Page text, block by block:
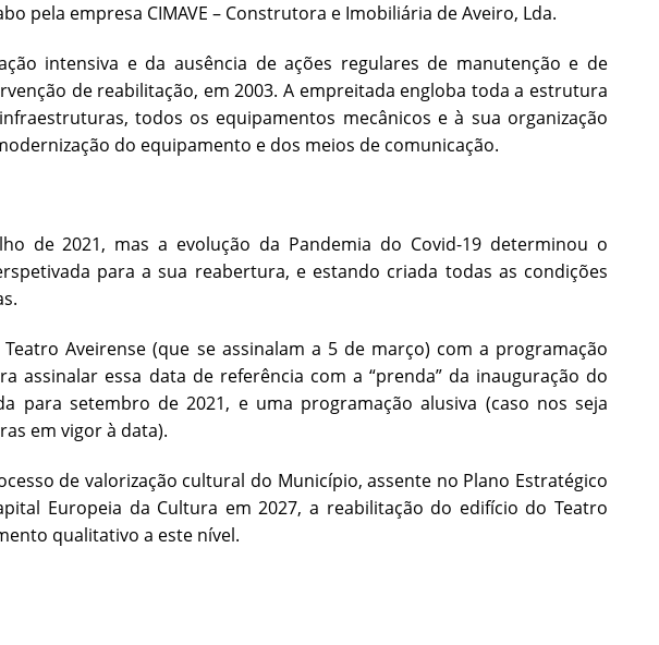
pela empresa CIMAVE – Construtora e Imobiliária de Aveiro, Lda.
intensiva e da ausência de ações regulares de manutenção e de
de reabilitação, em 2003. A empreitada engloba toda a estrutura
todos os equipamentos mecânicos e à sua organização
do equipamento e dos meios de comunicação.
de 2021, mas a evolução da Pandemia do Covid-19 determinou o
para a sua reabertura, e estando criada todas as condições
Aveirense (que se assinalam a 5 de março) com a programação
assinalar essa data de referência com a “prenda” da inauguração do
para setembro de 2021, e uma programação alusiva (caso nos seja
em vigor à data).
de valorização cultural do Município, assente no Plano Estratégico
Europeia da Cultura em 2027, a reabilitação do edifício do Teatro
qualitativo a este nível.